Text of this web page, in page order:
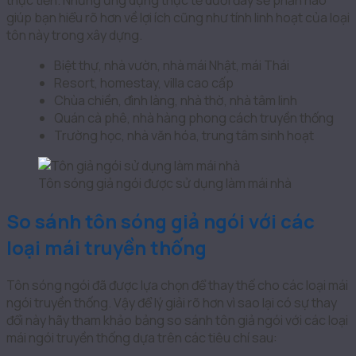
giúp bạn hiểu rõ hơn về lợi ích cũng như tính linh hoạt của loại
tôn này trong xây dựng.
Biệt thự, nhà vườn, nhà mái Nhật, mái Thái
Resort, homestay, villa cao cấp
Chùa chiền, đình làng, nhà thờ, nhà tâm linh
Quán cà phê, nhà hàng phong cách truyền thống
Trường học, nhà văn hóa, trung tâm sinh hoạt
Tôn sóng giả ngói được sử dụng làm mái nhà
So sánh tôn sóng giả ngói với các
loại mái truyền thống
Tôn sóng ngói đã được lựa chọn để thay thế cho các loại mái
ngói truyền thống. Vậy để lý giải rõ hơn vì sao lại có sự thay
đổi này hãy tham khảo bảng so sánh tôn giả ngói với các loại
mái ngói truyền thống dựa trên các tiêu chí sau: